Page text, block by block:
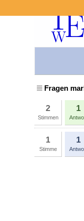
Fragen
2
Stimmen
1
1
Stimme
1